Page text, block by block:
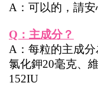
A：可以的，請安
Q：主成分？
A：每粒的主成分
氯化鉀20毫克、
152IU